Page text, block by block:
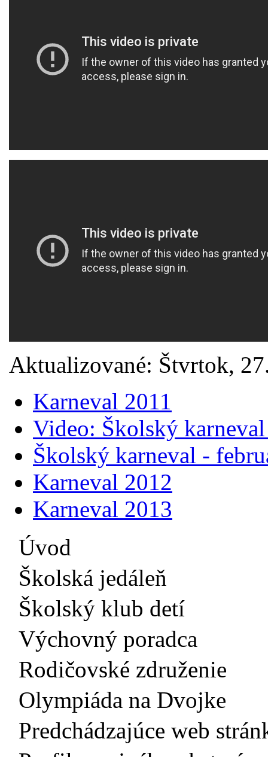
Aktualizované: Štvrtok,
Karneval 2011
Video: Školský
Školský karneval -
Karneval 2012
Karneval 2013
Úvod
Školská jedáleň
Školský klub detí
Výchovný poradca
Rodičovské združenie
Olympiáda na Dvojke
Predchádzajúce web